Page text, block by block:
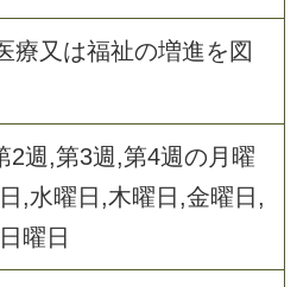
療又は福祉の増進を図
2週,第3週,第4週の月曜
,水曜日,木曜日,金曜日,
曜日